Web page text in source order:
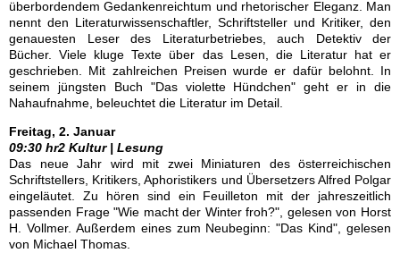
überbordendem Gedankenreichtum und rhetorischer Eleganz. Man
nennt den Literaturwissenschaftler, Schriftsteller und Kritiker, den
genauesten Leser des Literaturbetriebes, auch Detektiv der
Bücher. Viele kluge Texte über das Lesen, die Literatur hat er
geschrieben. Mit zahlreichen Preisen wurde er dafür belohnt. In
seinem jüngsten Buch "Das violette Hündchen" geht er in die
Nahaufnahme, beleuchtet die Literatur im Detail.
Freitag, 2. Januar
09:30 hr2 Kultur | Lesung
Das neue Jahr wird mit zwei Miniaturen des österreichischen
Schriftstellers, Kritikers, Aphoristikers und Übersetzers Alfred Polgar
eingeläutet. Zu hören sind ein Feuilleton mit der jahreszeitlich
passenden Frage "Wie macht der Winter froh?", gelesen von Horst
H. Vollmer. Außerdem eines zum Neubeginn: "Das Kind", gelesen
von Michael Thomas.